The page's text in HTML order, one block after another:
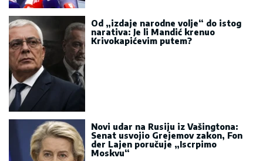
Od „izdaje narodne volje“ do istog
narativa: Je li Mandić krenuo
Krivokapićevim putem?
Novi udar na Rusiju iz Vašingtona:
Senat usvojio Grejemov zakon, Fon
der Lajen poručuje „Iscrpimo
Moskvu“